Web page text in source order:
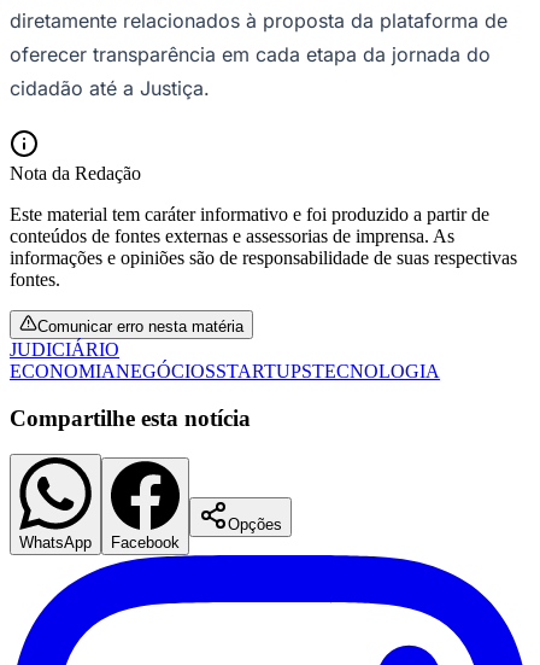
Vasco
diretamente relacionados à proposta da plataforma de
oferecer transparência em cada etapa da jornada do
cidadão até a Justiça.
Nota da Redação
Este material tem caráter informativo e foi produzido a partir de
conteúdos de fontes externas e assessorias de imprensa. As
informações e opiniões são de responsabilidade de suas respectivas
fontes.
Comunicar erro nesta matéria
JUDICIÁRIO
ECONOMIANEGÓCIOSSTARTUPSTECNOLOGIA
Compartilhe esta notícia
WhatsApp Facebook
Opções